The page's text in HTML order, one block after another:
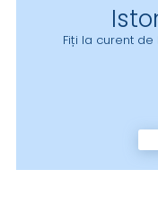
Fiți la curent